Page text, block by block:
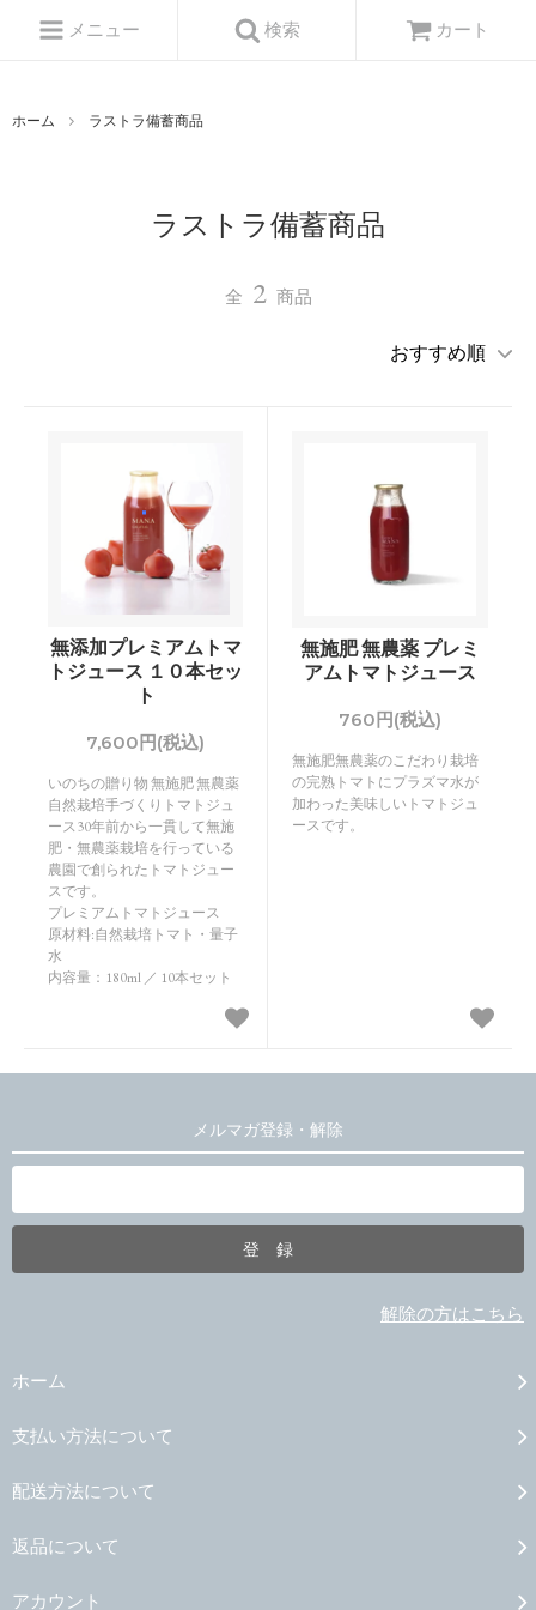
メニュー 検索 カート
ホーム ラストラ備蓄商品
ラストラ備蓄商品
全 2 商品
無添加プレミアムトマ
トジュース １０本セッ
ト
7,600円(税込)
いのちの贈り物 無施肥 無農薬
自然栽培手づくりトマトジュ
ース30年前から一貫して無施
肥・無農薬栽培を行っている
農園で創られたトマトジュー
スです。
プレミアムトマトジュース
原材料:自然栽培トマト・量子
水
内容量：180ml ／ 10本セット
無施肥 無農薬 プレミ
アムトマトジュース
760円(税込)
無施肥無農薬のこだわり栽培
の完熟トマトにプラズマ水が
加わった美味しいトマトジュ
ースです。
メルマガ登録・解除
解除の方はこちら
ホーム
支払い方法について
配送方法について
返品について
アカウント